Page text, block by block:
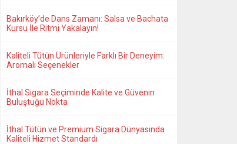
Bakırköy’de Dans Zamanı: Salsa ve Bachata
Kursu İle Ritmi Yakalayın!
Kaliteli Tütün Ürünleriyle Farklı Bir Deneyim:
Aromalı Seçenekler
İthal Sigara Seçiminde Kalite ve Güvenin
Buluştuğu Nokta
İthal Tütün ve Premium Sigara Dünyasında
Kaliteli Hizmet Standardı